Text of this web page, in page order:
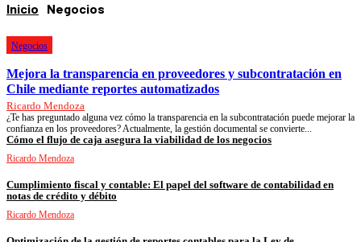
Inicio Negocios
Negocios
Mejora la transparencia en proveedores y subcontratación en
Chile mediante reportes automatizados
Ricardo Mendoza
¿Te has preguntado alguna vez cómo la transparencia en la subcontratación puede mejorar la
confianza en los proveedores? Actualmente, la gestión documental se convierte...
Cómo el flujo de caja asegura la viabilidad de los negocios
Ricardo Mendoza
Cumplimiento fiscal y contable: El papel del software de contabilidad en
notas de crédito y débito
Ricardo Mendoza